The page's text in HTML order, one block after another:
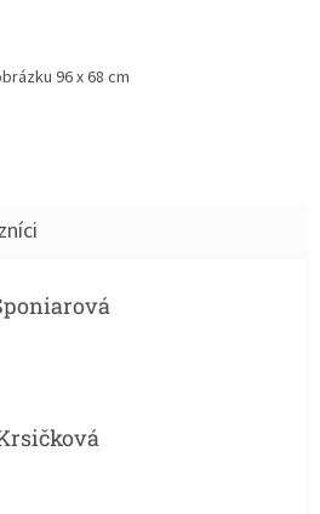
96 x 68 cm
je 5 z 5 hvězdiček.
je 5 z 5 hvězdiček.